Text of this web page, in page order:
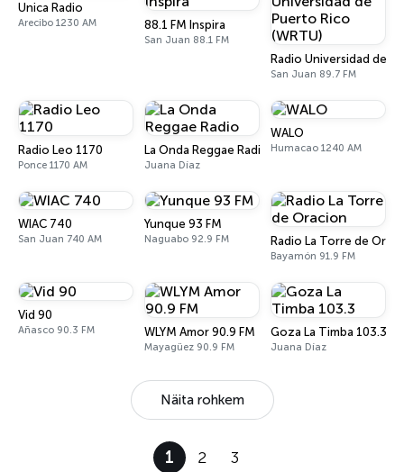
Unica Radio
Arecibo 1230 AM 88.1 FM Inspira
San Juan 88.1 FM
Radio Universidad de
San Juan 89.7 FM
Radio Leo 1170
Ponce 1170 AM
La Onda Reggae Radio
Juana Díaz
WALO
Humacao 1240 AM
WIAC 740
San Juan 740 AM
Yunque 93 FM
Naguabo 92.9 FM Radio La Torre de
Bayamón 91.9 FM
Vid 90
Añasco 90.3 FM WLYM Amor 90.9 FM
Mayagüez 90.9 FM
Goza La Timba 103.3
Juana Díaz
Näita rohkem
1 2 3